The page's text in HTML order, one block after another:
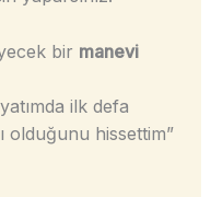
bir manevi
ilk defa
olduğunu hissettim”